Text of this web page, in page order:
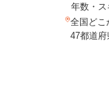
年数・
全国どこ
47都道